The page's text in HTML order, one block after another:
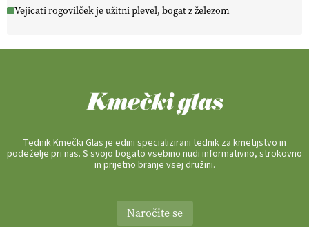
Vejicati rogovilček je užitni plevel, bogat z železom
Tednik Kmečki Glas je edini specializirani tednik za kmetijstvo in
podeželje pri nas. S svojo bogato vsebino nudi informativno, strokovno
in prijetno branje vsej družini.
Naročite se